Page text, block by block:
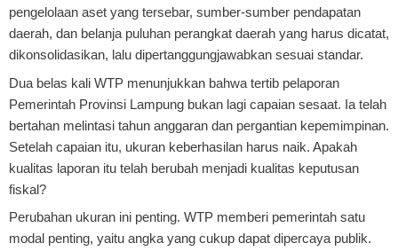
pengelolaan aset yang tersebar, sumber-sumber pendapatan
daerah, dan belanja puluhan perangkat daerah yang harus dicatat,
dikonsolidasikan, lalu dipertanggungjawabkan sesuai standar.
Dua belas kali WTP menunjukkan bahwa tertib pelaporan
Pemerintah Provinsi Lampung bukan lagi capaian sesaat. Ia telah
bertahan melintasi tahun anggaran dan pergantian kepemimpinan.
Setelah capaian itu, ukuran keberhasilan harus naik. Apakah
kualitas laporan itu telah berubah menjadi kualitas keputusan
fiskal?
Perubahan ukuran ini penting. WTP memberi pemerintah satu
modal penting, yaitu angka yang cukup dapat dipercaya publik.